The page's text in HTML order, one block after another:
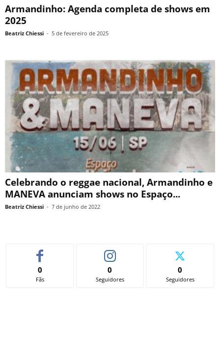
Armandinho: Agenda completa de shows em
2025
Beatriz Chiessi - 5 de fevereiro de 2025
Celebrando o reggae nacional, Armandinho e
MANEVA anunciam shows no Espaço...
Beatriz Chiessi - 7 de junho de 2022
0
Fãs
0
Seguidores
0
Seguidores